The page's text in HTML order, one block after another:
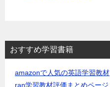
おすすめ学習書籍
amazonで人気の英語学習教材
ran学習教材評価まとめページ